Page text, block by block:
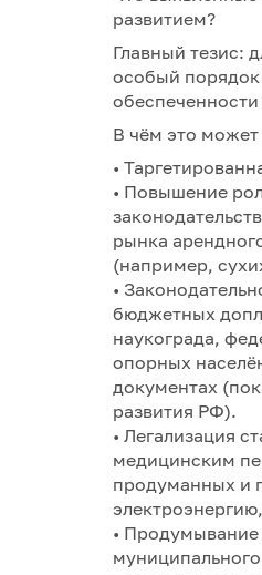
развитием?
Главный тезис:
особый порядок
В чём это
•
• Повышение
рынка
(например,
•
бюджетных
наукограда,
опорных
документах
развития РФ).
• Легализация
медицинским
продуманных и
• Продумывание